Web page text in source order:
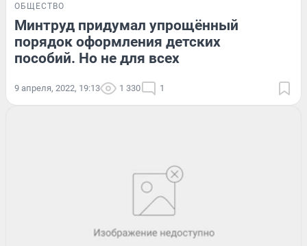
ОБЩЕСТВО
Минтруд придумал упрощённый
порядок оформления детских
пособий. Но не для всех
9 апреля, 2022, 19:13 1 330 1